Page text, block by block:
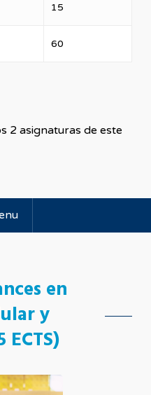
15
60
2 asignaturas de este
en
y